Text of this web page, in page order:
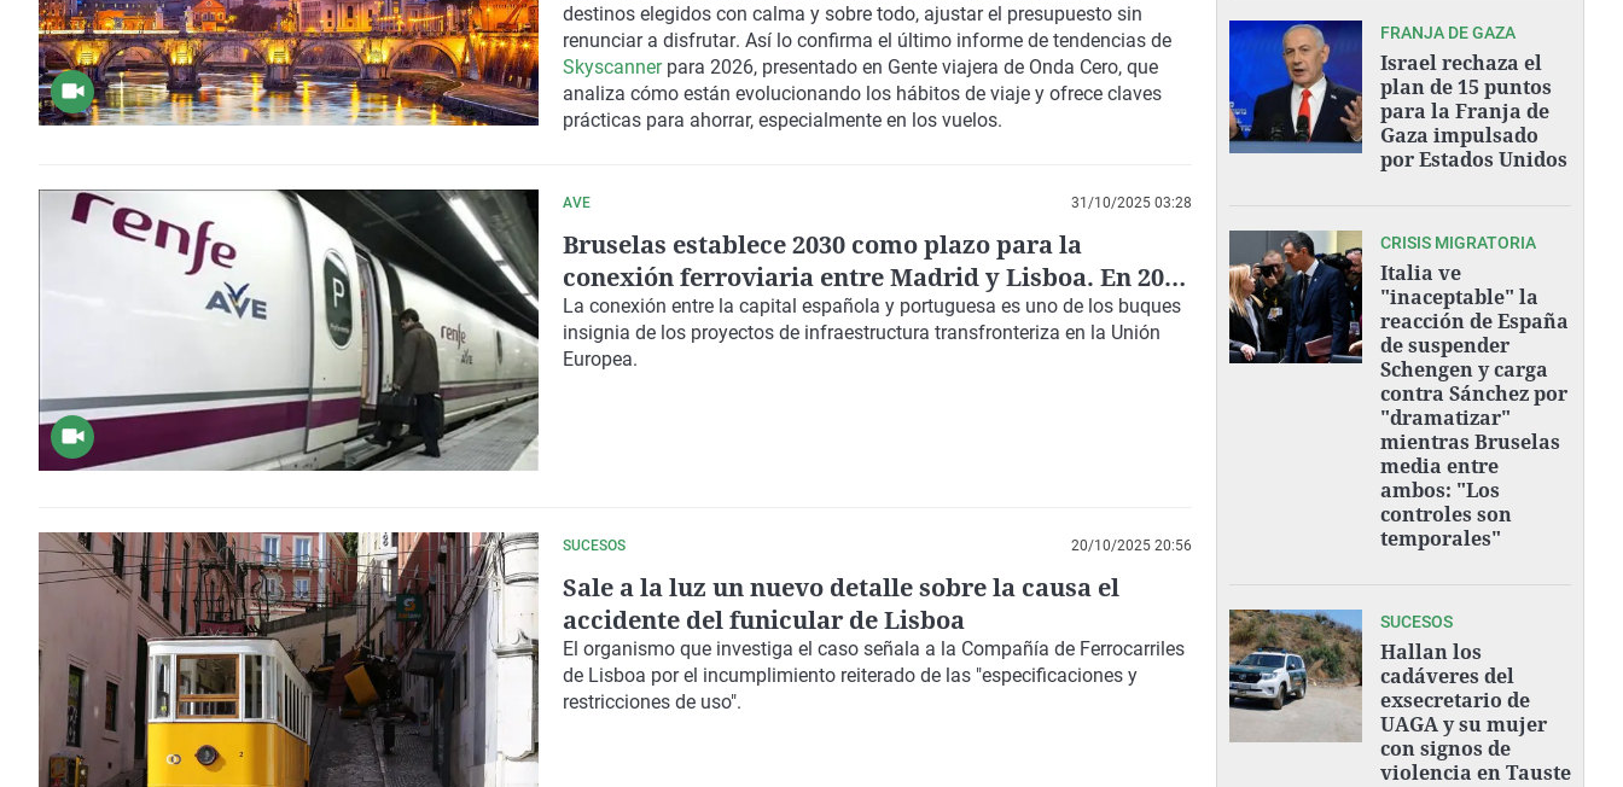
destinos elegidos con calma y sobre todo, ajustar el presupuesto sin
renunciar a disfrutar. Así lo confirma el último informe de tendencias de
Skyscannerpara 2026, presentado en Gente viajera de Onda Cero, que
analiza cómo están evolucionando los hábitos de viaje y ofrece claves
prácticas para ahorrar, especialmente en los vuelos.
AVE 31/10/2025 03:28
Bruselas establece 2030 como plazo para la
conexión ferroviaria entre Madrid y Lisboa. En 2034
el trayecto se hará en 3 horas
La conexión entre la capital española y portuguesa es uno de los buques
insignia de los proyectos de infraestructura transfronteriza en la Unión
Europea.
SUCESOS 20/10/2025 20:56
Sale a la luz un nuevo detalle sobre la causa el
accidente del funicular de Lisboa
El organismo que investiga el caso señala a la Compañía de Ferrocarriles
de Lisboa por el incumplimiento reiterado de las "especificaciones y
restricciones de uso".
FRANJA DE GAZA
Israel rechaza el
plan de 15 puntos
para la Franja de
Gaza impulsado
por Estados Unidos
CRISIS MIGRATORIA
Italia ve
"inaceptable" la
reacción de España
de suspender
Schengen y carga
contra Sánchez por
"dramatizar"
mientras Bruselas
media entre
ambos: "Los
controles son
temporales"
SUCESOS
Hallan los
cadáveres del
exsecretario de
UAGA y su mujer
con signos de
violencia en Tauste